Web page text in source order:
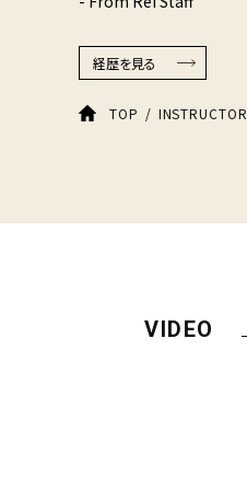
経歴を見る
TOP INSTRUCTOR
VIDEO